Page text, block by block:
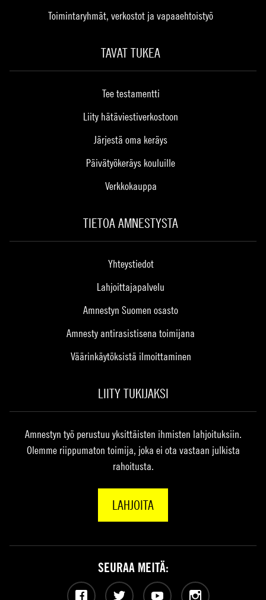
Toimintaryhmät, verkostot ja vapaaehtoistyö
TAVAT TUKEA
Tee testamentti
Liity hätäviestiverkostoon
Järjestä oma keräys
Päivätyökeräys kouluille
Verkkokauppa
TIETOA AMNESTYSTA
Yhteystiedot
Lahjoittajapalvelu
Amnestyn Suomen osasto
Amnesty antirasistisena toimijana
Väärinkäytöksistä ilmoittaminen
LIITY TUKIJAKSI
Amnestyn työ perustuu yksittäisten ihmisten lahjoituksiin.
Olemme riippumaton toimija, joka ei ota vastaan julkista
rahoitusta.
LAHJOITA
SEURAA MEITÄ: